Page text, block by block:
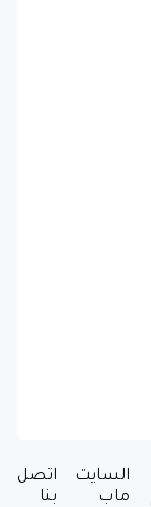
السايت
ماب
اتصل
بنا